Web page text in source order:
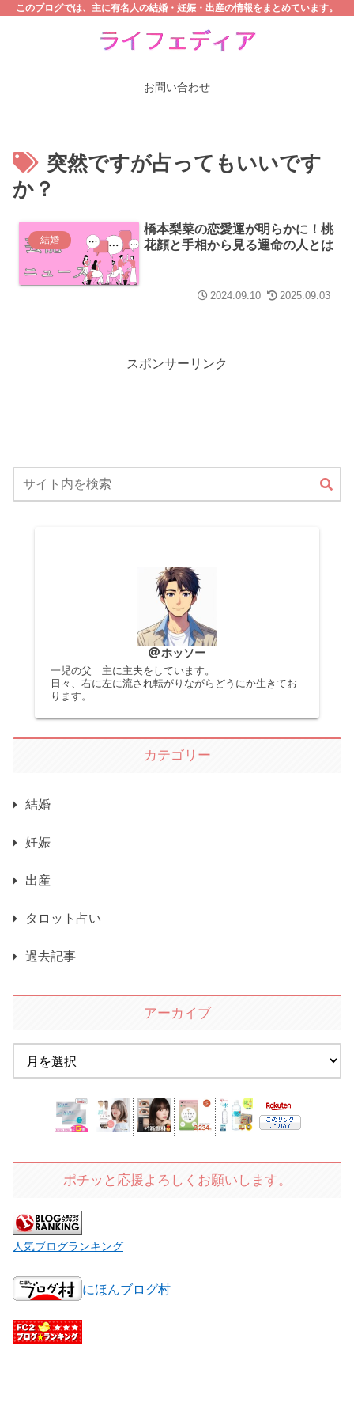
このブログでは、主に有名人の結婚・妊娠・出産の情報をまとめています。
お問い合わせ
突然ですが占ってもいいです
か？
結婚
橋本梨菜の恋愛運が明らかに！桃
花顔と手相から見る運命の人とは
2024.09.10 2025.09.03
スポンサーリンク
ホッソー
一児の父 主に主夫をしています。
日々、右に左に流され転がりながらどうにか生きてお
ります。
カテゴリー
結婚
妊娠
出産
タロット占い
過去記事
アーカイブ
ポチッと応援よろしくお願いします。
人気ブログランキング
にほんブログ村